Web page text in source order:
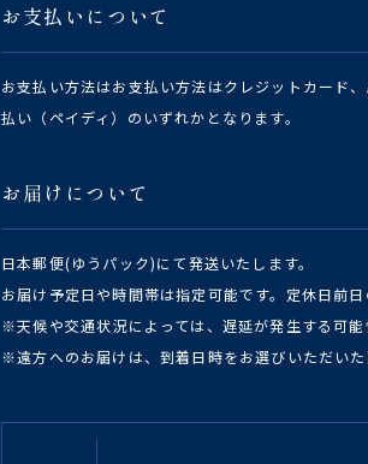
お支払いについて
お支払い方法はお支払い方法はクレジットカード
払い（ペイディ）のいずれかとなります。
お届けについて
日本郵便(ゆうパック)にて発送いたします。
お届け予定日や時間帯は指定可能です。定休日前
※天候や交通状況によっては、遅延が発生する可能
※遠方へのお届けは、到着日時をお選びいただいた